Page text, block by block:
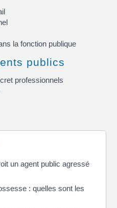
la fonction publique
publics
professionnels
un agent public agressé
: quelles sont les